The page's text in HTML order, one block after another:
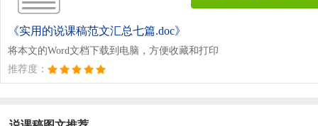
《实用的说课稿范文汇总七篇.doc》
将本文的Word文档下载到电脑，方便收藏和打印
推荐度：